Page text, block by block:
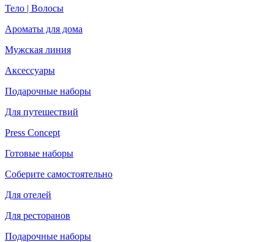
Тело | Волосы
Ароматы для дома
Мужская линия
Аксессуары
Подарочные наборы
Для путешествий
Press Concept
Готовые наборы
Соберите самостоятельно
Для отелей
Для ресторанов
Подарочные наборы